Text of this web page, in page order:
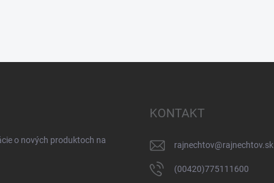
o nových produktoch na
KONTAKT
rajnechtov@rajnechtov.sk
(00420)775111600